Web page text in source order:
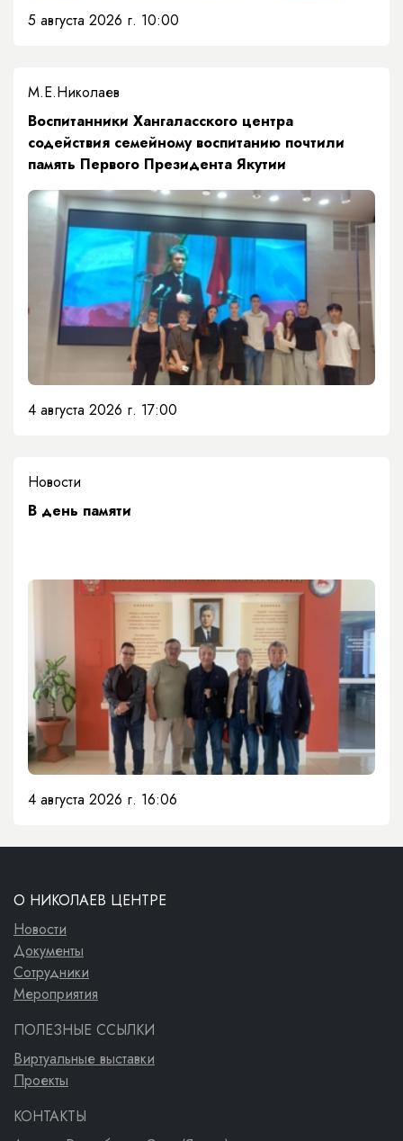
5 августа 2026 г. 10:00
М.Е.Николаев
​Воспитанники Хангаласского центра
содействия семейному воспитанию почтили
память Первого Президента Якутии
4 августа 2026 г. 17:00
Новости
​В день памяти
4 августа 2026 г. 16:06
О НИКОЛАЕВ ЦЕНТРЕ
Новости
Документы
Сотрудники
Мероприятия
ПОЛЕЗНЫЕ ССЫЛКИ
Виртуальные выставки
Проекты
КОНТАКТЫ